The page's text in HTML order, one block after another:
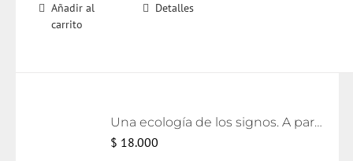
Añadir al
carrito
Detalles
Una ecología de los signos. A partir de Deleuze
$ 18.000